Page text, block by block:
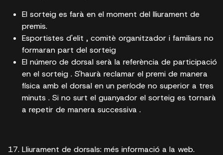
El sorteig es farà en el moment del lliurament de
premis.
Esportistes d'elit , comitè organitzador i familiars no
formaran part del sorteig
El número de dorsal serà la referència de participació
en el sorteig . S'haurà reclamar el premi de manera
física amb el dorsal en un període no superior a tres
minuts . Si no surt el guanyador el sorteig es tornarà
a repetir de manera successiva .
Lliurament de dorsals: més informació a la web.